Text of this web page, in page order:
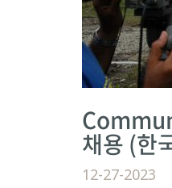
채용 (한
12-27-2023